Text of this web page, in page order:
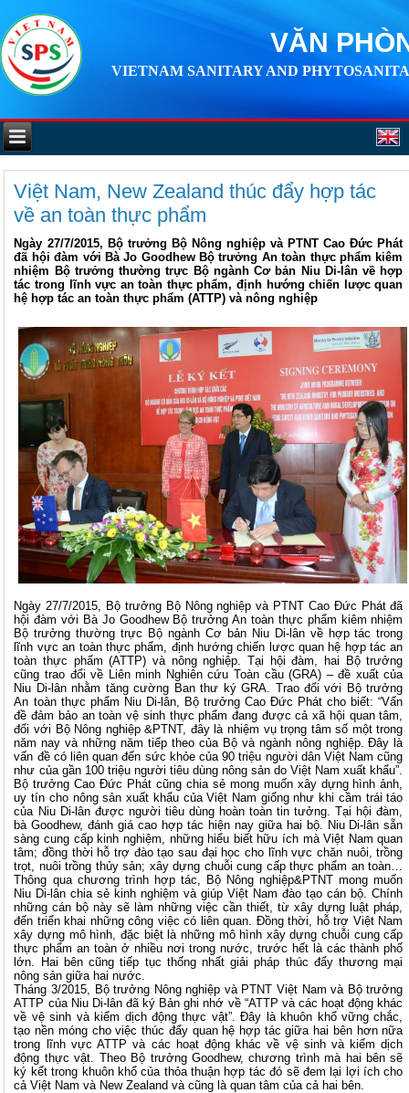
VĂN
VIETNAM SANITARY AND
Việt Nam, New Zealand thúc đẩy hợp tác
về an toàn thực phẩm
Ngày 27/7/2015, Bộ trưởng Bộ Nông nghiệp và PTNT Cao Đức Phát
đã hội đàm với Bà Jo Goodhew Bộ trưởng An toàn thực phẩm kiêm
nhiệm Bộ trưởng thường trực Bộ ngành Cơ bản Niu Di-lân về hợp
tác trong lĩnh vực an toàn thực phẩm, định hướng chiến lược quan
hệ hợp tác an toàn thực phẩm (ATTP) và nông nghiệp
Ngày 27/7/2015, Bộ trưởng Bộ Nông nghiệp và PTNT Cao Đức Phát đã
hội đàm với Bà Jo Goodhew Bộ trưởng An toàn thực phẩm kiêm nhiệm
Bộ trưởng thường trực Bộ ngành Cơ bản Niu Di-lân về hợp tác trong
lĩnh vực an toàn thực phẩm, định hướng chiến lược quan hệ hợp tác an
toàn thực phẩm (ATTP) và nông nghiệp. Tại hội đàm, hai Bộ trưởng
cũng trao đổi về Liên minh Nghiên cứu Toàn cầu (GRA) – đề xuất của
Niu Di-lân nhằm tăng cường Ban thư ký GRA. Trao đổi với Bộ trưởng
An toàn thực phẩm Niu Di-lân, Bộ trưởng Cao Đức Phát cho biết: “Vấn
đề đảm bảo an toàn vệ sinh thực phẩm đang được cả xã hội quan tâm,
đối với Bộ Nông nghiệp &PTNT, đây là nhiệm vụ trọng tâm số một trong
năm nay và những năm tiếp theo của Bộ và ngành nông nghiệp. Đây là
vấn đề có liên quan đến sức khỏe của 90 triệu người dân Việt Nam cũng
như của gần 100 triệu người tiêu dùng nông sản do Việt Nam xuất khẩu”.
Bộ trưởng Cao Đức Phát cũng chia sẻ mong muốn xây dựng hình ảnh,
uy tín cho nông sản xuất khẩu của Việt Nam giống như khi cầm trái táo
của Niu Di-lân được người tiêu dùng hoàn toàn tin tưởng. Tại hội đàm,
bà Goodhew, đánh giá cao hợp tác hiện nay giữa hai bộ. Niu Di-lân sẵn
sàng cung cấp kinh nghiệm, những hiểu biết hữu ích mà Việt Nam quan
tâm; đồng thời hỗ trợ đào tạo sau đại học cho lĩnh vực chăn nuôi, trồng
trọt, nuôi trồng thủy sản; xây dựng chuỗi cung cấp thực phẩm an toàn…
Thông qua chương trình hợp tác, Bộ Nông nghiệp&PTNT mong muốn
Niu Di-lân chia sẻ kinh nghiệm và giúp Việt Nam đào tạo cán bộ. Chính
những cán bộ này sẽ làm những việc cần thiết, từ xây dựng luật pháp,
đến triển khai những công việc có liên quan. Đồng thời, hỗ trợ Việt Nam
xây dựng mô hình, đặc biệt là những mô hình xây dựng chuỗi cung cấp
thực phẩm an toàn ở nhiều nơi trong nước, trước hết là các thành phố
lớn. Hai bên cũng tiếp tục thống nhất giải pháp thúc đẩy thương mại
nông sản giữa hai nước.
Tháng 3/2015, Bộ trưởng Nông nghiệp và PTNT Việt Nam và Bộ trưởng
ATTP của Niu Di-lân đã ký Bản ghi nhớ về “ATTP và các hoạt động khác
về vệ sinh và kiểm dịch động thực vật”. Đây là khuôn khổ vững chắc,
tạo nền móng cho việc thúc đẩy quan hệ hợp tác giữa hai bên hơn nữa
trong lĩnh vực ATTP và các hoạt động khác về vệ sinh và kiểm dịch
động thực vật. Theo Bộ trưởng Goodhew, chương trình mà hai bên sẽ
ký kết trong khuôn khổ của thỏa thuận hợp tác đó sẽ đem lại lợi ích cho
cả Việt Nam và New Zealand và cũng là quan tâm của cả hai bên.